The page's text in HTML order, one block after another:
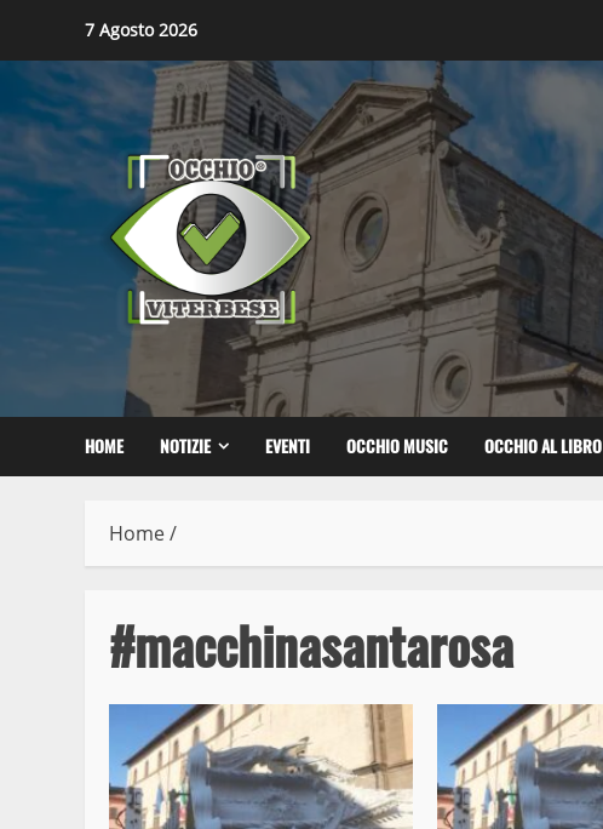
content
7 Agosto 2026
HOME NOTIZIE EVENTI OCCHIO MUSIC OCCHIO AL LIBRO
Home/
#macchinasantarosa